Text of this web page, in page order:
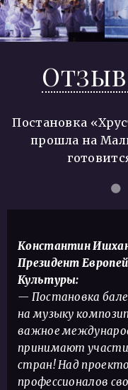
Постановка
прошла на
Константин
Президент
Культуры:
— Постановка
на музыку
важное
принимают
стран! Над
профессионалов